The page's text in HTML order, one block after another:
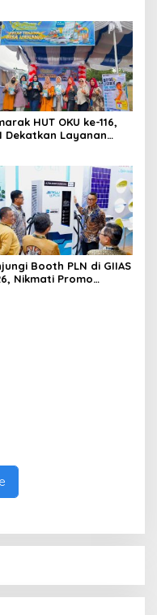
HUT OKU ke-116,
Dekatkan Layanan
Booth PLN di GIIAS
Nikmati Promo